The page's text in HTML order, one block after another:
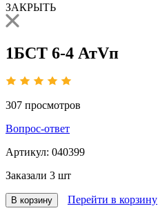
ЗАКРЫТЬ
1БСТ 6-4 АтVп
307 просмотров
Вопрос-ответ
Артикул: 040399
Заказали 3 шт
В корзину Перейти в корзину